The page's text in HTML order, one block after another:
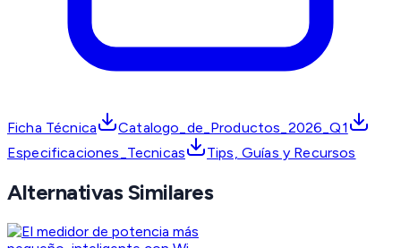
Ficha Técnica
Catalogo_de_Productos_2026_Q1
Especificaciones_Tecnicas
Tips, Guías y Recursos
Alternativas Similares